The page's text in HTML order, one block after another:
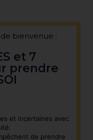
bienvenue :
et 7
prendre
et incertaines avec
de prendre